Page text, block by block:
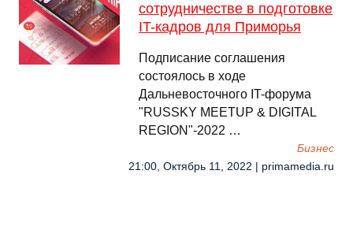
сотрудничестве в подготовке
IT-кадров для Приморья
Подписание соглашения
состоялось в ходе
Дальневосточного IT-форума
"RUSSKY MEETUP & DIGITAL
REGION"-2022 …
Бизнес
21:00, Октябрь 11, 2022 | primamedia.ru